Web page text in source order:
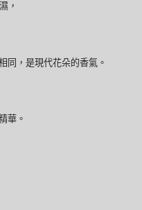
，
同，是現代花朵的香氣。
華。